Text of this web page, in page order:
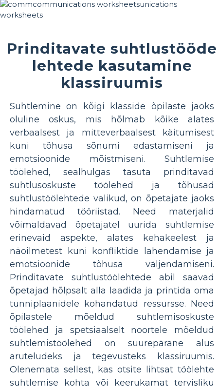
Prinditavate suhtlustööde
lehtede kasutamine
klassiruumis
Suhtlemine on kõigi klasside õpilaste jaoks
oluline oskus, mis hõlmab kõike alates
verbaalsest ja mitteverbaalsest käitumisest
kuni tõhusa sõnumi edastamiseni ja
emotsioonide mõistmiseni. Suhtlemise
töölehed, sealhulgas tasuta prinditavad
suhtlusoskuste töölehed ja tõhusad
suhtlustöölehtede valikud, on õpetajate jaoks
hindamatud tööriistad. Need materjalid
võimaldavad õpetajatel uurida suhtlemise
erinevaid aspekte, alates kehakeelest ja
näoilmetest kuni konfliktide lahendamise ja
emotsioonide tõhusa väljendamiseni.
Prinditavate suhtlustöölehtede abil saavad
õpetajad hõlpsalt alla laadida ja printida oma
tunniplaanidele kohandatud ressursse. Need
õpilastele mõeldud suhtlemisoskuste
töölehed ja spetsiaalselt noortele mõeldud
suhtlemistöölehed on suurepärane alus
aruteludeks ja tegevusteks klassiruumis.
Olenemata sellest, kas otsite lihtsat töölehte
suhtlemise kohta või keerukamat tervisliku